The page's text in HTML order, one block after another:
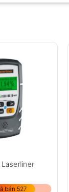
bán 527